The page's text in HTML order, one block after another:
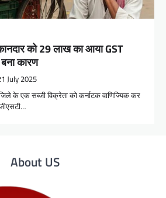
को 29 लाख का आया GST
कारण
July 2025
के एक सब्जी विक्रेता को कर्नाटक वाणिज्यिक कर
About US